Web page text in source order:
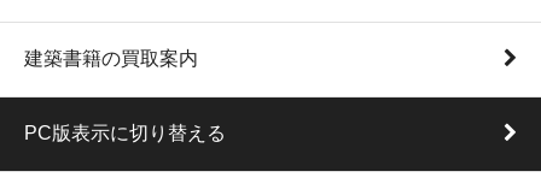
建築書籍の買取案内
PC版表示に切り替える